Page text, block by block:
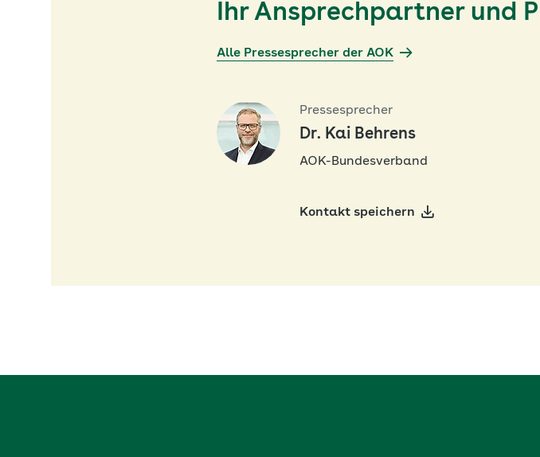
Ihr Ansprechpartner und
Alle Pressesprecher der AOK
Pressesprecher
Dr. Kai Behrens
AOK-Bundesverband
Kontakt speichern